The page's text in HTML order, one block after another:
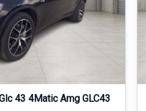
43 4Matic Amg GLC43